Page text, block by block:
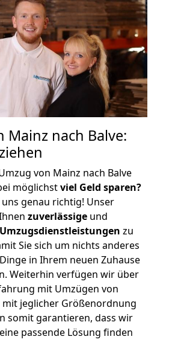
Mainz nach Balve:
von Mainz nach Balve
möglichstviel Geld sparen?
uns genau richtig! Unser
zuverlässige und
zu
Sie sich um nichts anderes
in Ihrem neuen Zuhause
Weiterhin verfügen wir über
mit Umzügen von
mit jeglicher Größenordnung
somit garantieren, dass wir
passende Lösung finden